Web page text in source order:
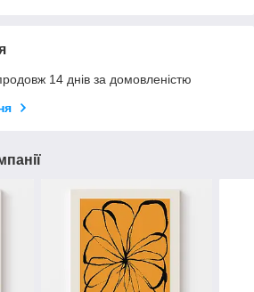
14 днів за домовленістю